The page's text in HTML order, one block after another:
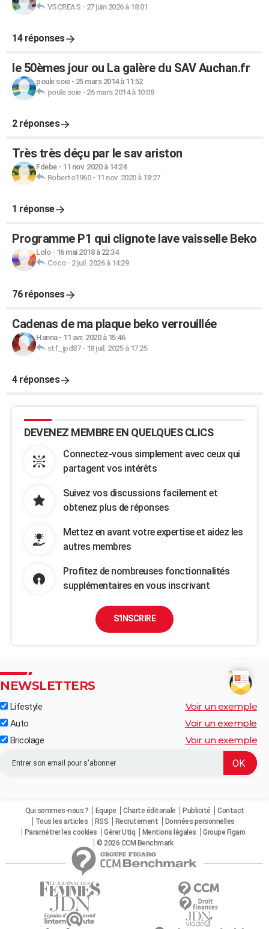
VSCREAS - 27 juin 2026 à 18:01
14 réponses
le 50èmes jour ou La galère du SAV Auchan.fr
poule soie- 25 mars 2014 à 11:52
poule soie- 26 mars 2014 à 10:08
2 réponses
Très très déçu par le sav ariston
Fdebe- 11 nov. 2020 à 14:24
Roberto1960- 11 nov. 2020 à 18:27
1 réponse
Programme P1 qui clignote lave vaisselle Beko
Lolo- 16 mai 2018 à 22:34
Coco- 2 juil. 2026 à 14:29
76 réponses
Cadenas de ma plaque beko verrouillée
Hanna- 11 avr. 2020 à 15:46
stf_jpd87- 18 juil. 2025 à 17:25
4 réponses
DEVENEZ MEMBRE EN QUELQUES CLICS
Connectez-vous simplement avec ceux qui
partagent vos intérêts
Suivez vos discussions facilement et
obtenez plus de réponses
Mettez en avant votre expertise et aidez les
autres membres
Profitez de nombreuses fonctionnalités
supplémentaires en vous inscrivant
S'INSCRIRE
NEWSLETTERS
Lifestyle Voir un exemple
Auto Voir un exemple
Bricolage Voir un exemple
Qui sommes-nous ? Equipe Charte éditoriale Publicité
Contact
Tous les articles
RSS Recrutement
Données personnelles
Paramétrer les cookies
Gérer Utiq Mentions légales
Groupe Figaro
© 2026 CCM Benchmark